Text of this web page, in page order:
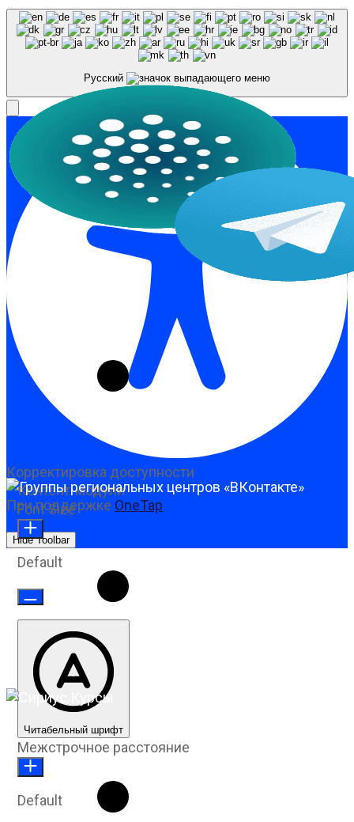
Русский
Корректировка доступности
При поддержке OneTap
Hide Toolbar
Контент-модули
Font Size
Default
Читабельный шрифт
Межстрочное расстояние
Default